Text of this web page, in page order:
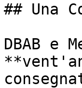
## Una
DBAB e